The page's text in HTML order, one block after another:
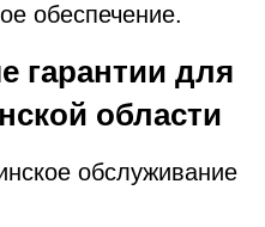
обеспечение.
гарантии для
области
обслуживание